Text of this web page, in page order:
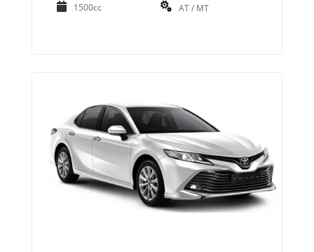
1500cc AT / MT